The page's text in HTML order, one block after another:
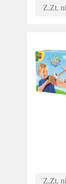
Z.Zt.
Z.Zt.